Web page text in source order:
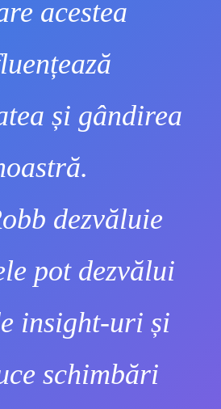
acestea
și gândirea
dezvăluie
pot dezvălui
insight-uri și
schimbări